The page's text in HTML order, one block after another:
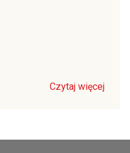
Czytaj więcej